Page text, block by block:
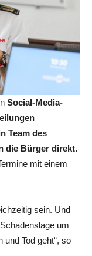
Social-Media-
Team des
die Bürger direkt.
mit einem
sein. Und
um
Tod geht“, so